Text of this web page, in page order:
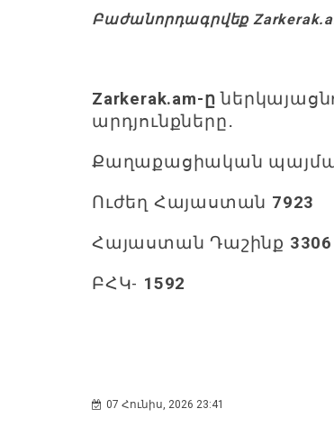
Բաժանորդագրվեք
Zarkerak.am-ը
արդյունքները․
Քաղաքացիական
Ուժեղ Հայաստան 7923
Հայաստան Դաշինք 3306
ԲՀԿ- 1592
07 Հունիս, 2026 23:41